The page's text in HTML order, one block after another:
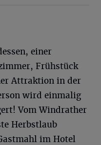
einer
Frühstück
Attraktion in der
wird einmalig
Vom Windrather
Herbstlaub
im Hotel